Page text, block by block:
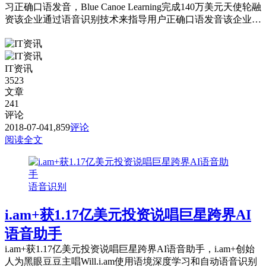
习正确口语发音，Blue Canoe Learning完成140万美元天使轮融
资该企业通过语音识别技术来指导用户正确口语发音该企业计
IT资讯
3523
文章
241
评论
2018-07-041,859评论
阅读全文
语音识别
i.am+获1.17亿美元投资说唱巨星跨界AI
语音助手
i.am+获1.17亿美元投资说唱巨星跨界AI语音助手，i.am+创始
人为黑眼豆豆主唱Will.i.am使用语境深度学习和自动语音识别